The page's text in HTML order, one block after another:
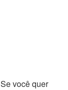
você quer